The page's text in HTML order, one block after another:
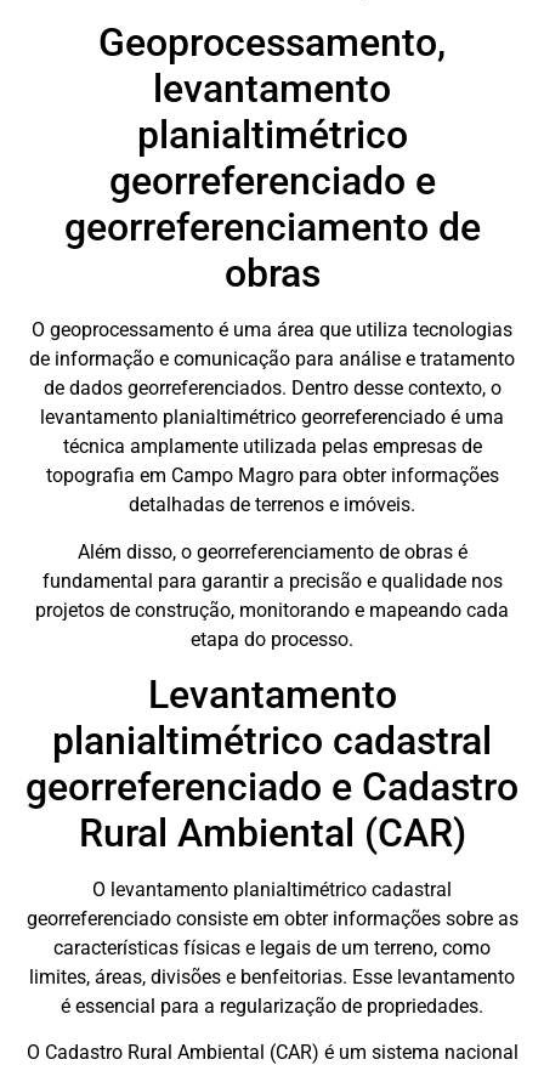
Geoprocessamento,
levantamento
planialtimétrico
georreferenciado e
georreferenciamento de
obras
O geoprocessamento é uma área que utiliza tecnologias
de informação e comunicação para análise e tratamento
de dados georreferenciados. Dentro desse contexto, o
levantamento planialtimétrico georreferenciado é uma
técnica amplamente utilizada pelas empresas de
topografia em Campo Magro para obter informações
detalhadas de terrenos e imóveis.
Além disso, o georreferenciamento de obras é
fundamental para garantir a precisão e qualidade nos
projetos de construção, monitorando e mapeando cada
etapa do processo.
Levantamento
planialtimétrico cadastral
georreferenciado e Cadastro
Rural Ambiental (CAR)
O levantamento planialtimétrico cadastral
georreferenciado consiste em obter informações sobre as
características físicas e legais de um terreno, como
limites, áreas, divisões e benfeitorias. Esse levantamento
é essencial para a regularização de propriedades.
O Cadastro Rural Ambiental (CAR) é um sistema nacional